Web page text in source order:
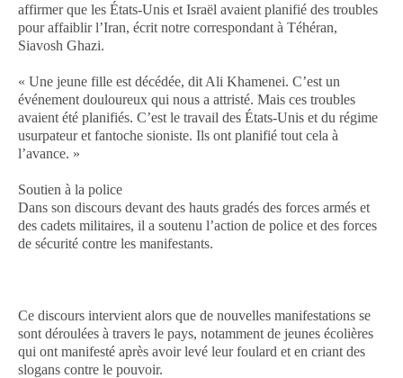
affirmer que les États-Unis et Israël avaient planifié des troubles
pour affaiblir l’Iran, écrit notre correspondant à Téhéran,
Siavosh Ghazi.
« Une jeune fille est décédée, dit Ali Khamenei. C’est un
événement douloureux qui nous a attristé. Mais ces troubles
avaient été planifiés. C’est le travail des États-Unis et du régime
usurpateur et fantoche sioniste. Ils ont planifié tout cela à
l’avance. »
Soutien à la police
Dans son discours devant des hauts gradés des forces armés et
des cadets militaires, il a soutenu l’action de police et des forces
de sécurité contre les manifestants.
Ce discours intervient alors que de nouvelles manifestations se
sont déroulées à travers le pays, notamment de jeunes écolières
qui ont manifesté après avoir levé leur foulard et en criant des
slogans contre le pouvoir.